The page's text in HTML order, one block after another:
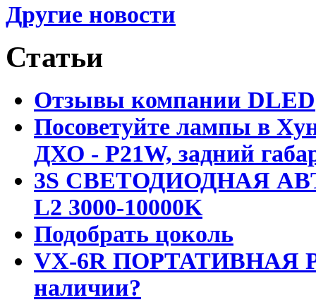
Другие новости
Статьи
Отзывы компании DLED
Посоветуйте лампы в
ДХО - P21W, задний
3S СВЕТОДИОДНАЯ
L2 3000-10000K
Подобрать цоколь
VX-6R ПОРТАТИВНАЯ
наличии?